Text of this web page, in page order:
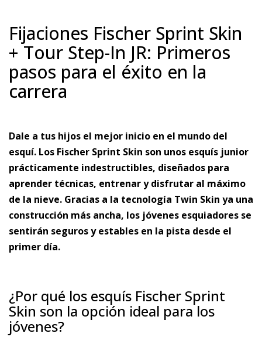
Fijaciones Fischer Sprint Skin
+ Tour Step-In JR: Primeros
pasos para el éxito en la
carrera
Dale a tus hijos el mejor inicio en el mundo del
esquí. Los Fischer Sprint Skin son unos esquís junior
prácticamente indestructibles, diseñados para
aprender técnicas, entrenar y disfrutar al máximo
de la nieve. Gracias a la tecnología Twin Skin ya una
construcción más ancha, los jóvenes esquiadores se
sentirán seguros y estables en la pista desde el
primer día.
¿Por qué los esquís Fischer Sprint
Skin son la opción ideal para los
jóvenes?